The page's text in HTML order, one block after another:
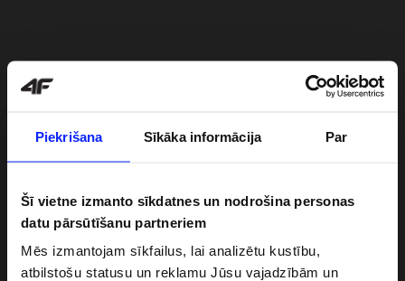
Piekrišana Sīkāka informācija Par
Šī vietne izmanto sīkdatnes un nodrošina personas
datu pārsūtīšanu partneriem
Mēs izmantojam sīkfailus, lai analizētu kustību,
atbilstošu statusu un reklamu Jūsu vajadzībām un